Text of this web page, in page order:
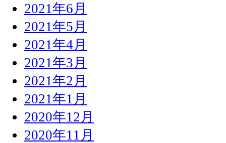
2021年6月
2021年5月
2021年4月
2021年3月
2021年2月
2021年1月
2020年12月
2020年11月